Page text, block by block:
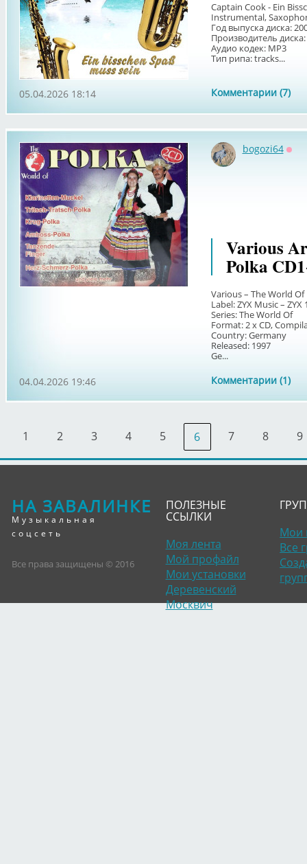
Captain Cook - Ein
Instrumental,
Год выпуска диска:
Производитель диска:
Аудио кодек: MP3
Тип рипа: tracks...
Комментарии (7)
05.04.2026 18:14
bogozi64
Various
Polka
Various – The World Of
Label: ZYX Music – ZYX
Series: The World Of
Format: 2 x CD,
Country: Germany
Released: 1997
Ge...
Комментарии (1)
04.04.2026 19:46
1 2 3 4 5 6 7 8 9
НА ЗАВАЛИНКЕ
Музыкальная
соцсеть
Все права защищены © 2016
ПОЛЕЗНЫЕ
ССЫЛКИ
Моя лента
Мой профайл
Мои установки
Деревенский
Москвич
Мои
Все